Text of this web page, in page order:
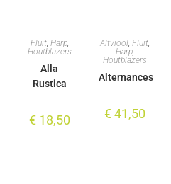
Fluit, Harp,
Houtblazers
Alla
Rustica
€18,50
Altviool, Fluit,
Harp,
Houtblazers
Alternances
€41,50